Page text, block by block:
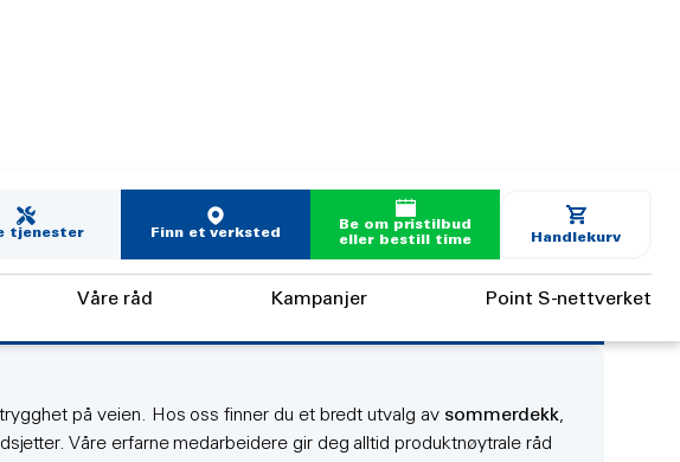
tjenester Finn et verksted
Be om pristilbud
eller bestill time
Handlekurv
Våre råd Kampanjer Point S-nettverket
på veien. Hos oss finner du et bredt utvalg av sommerdekk,
Våre erfarne medarbeidere gir deg alltid produktnøytrale råd